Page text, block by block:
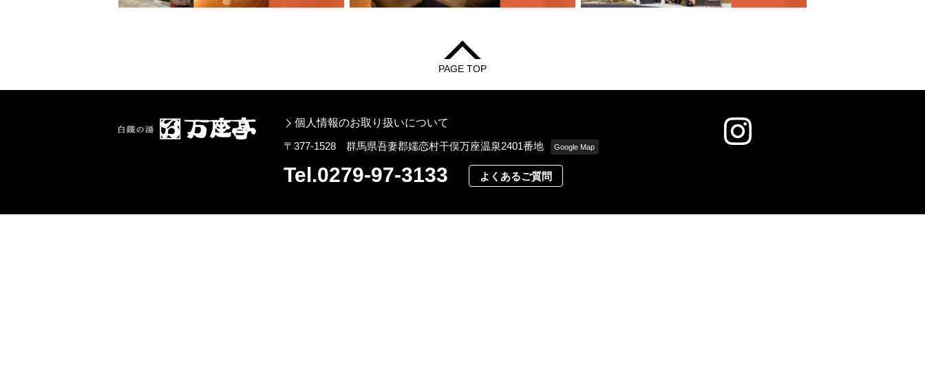
PAGE TOP
個人情報のお取り扱いについて
〒377-1528 群馬県吾妻郡嬬恋村干俣万座温泉2401番地
Google Map
Tel.0279-97-3133 よくあるご質問